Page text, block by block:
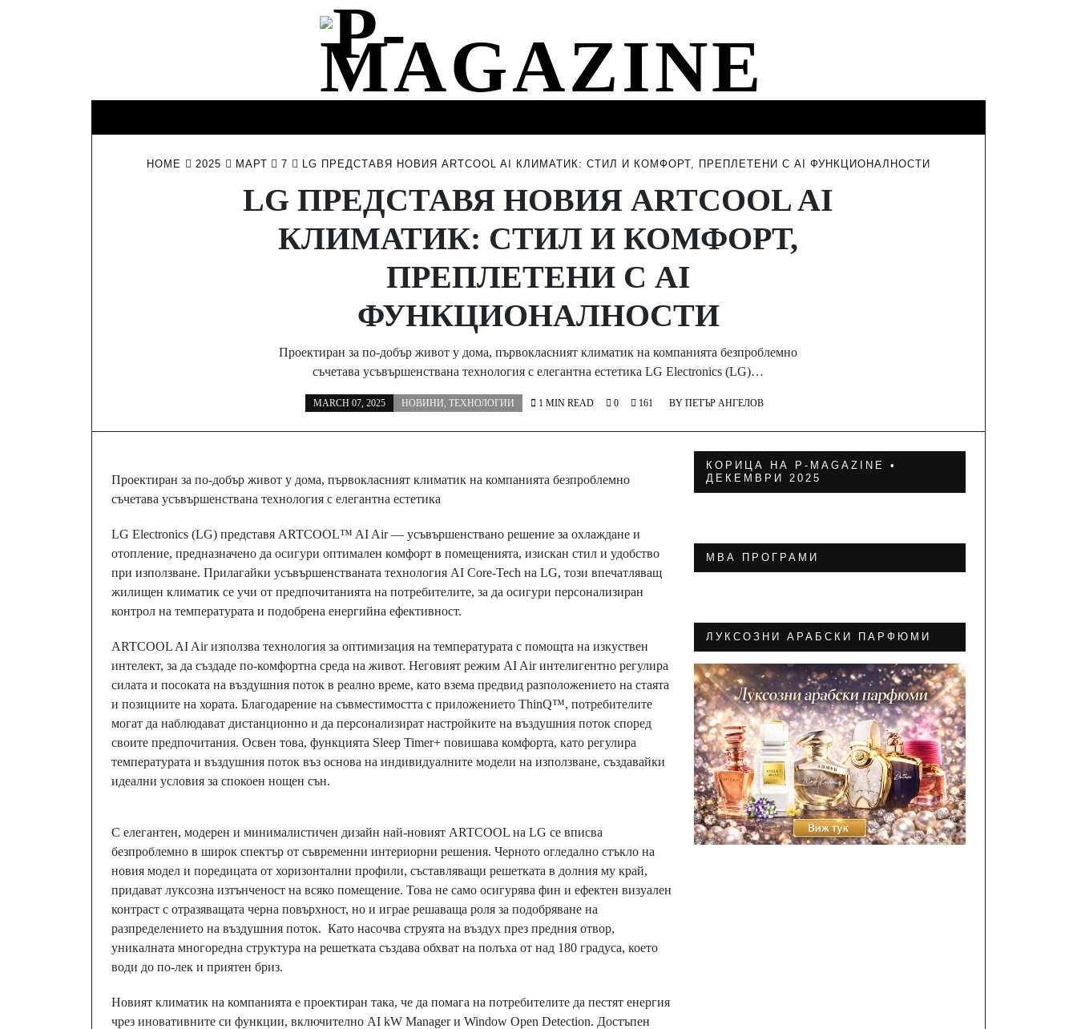
HOME 2025 МАРТ 7 LG ПРЕДСТАВЯ НОВИЯ ARTCOOL AI КЛИМАТИК: СТИЛ И КОМФОРТ, ПРЕПЛЕТЕНИ С AI ФУНКЦИОНАЛНОСТИ
LG ПРЕДСТАВЯ НОВИЯ ARTCOOL AI
КЛИМАТИК: СТИЛ И КОМФОРТ,
ПРЕПЛЕТЕНИ С AI
ФУНКЦИОНАЛНОСТИ
Проектиран за по-добър живот у дома, първокласният климатик на компанията безпроблемно
съчетава усъвършенствана технология с елегантна естетика LG Electronics (LG)…
MARCH 07, 2025 НОВИНИ, ТЕХНОЛОГИИ BY ПЕТЪР АНГЕЛОВ
1 MIN READ 0 161
Проектиран за по-добър живот у дома, първокласният климатик на компанията безпроблемно
съчетава усъвършенствана технология с елегантна естетика
LG Electronics (LG) представя ARTCOOL™ AI Air — усъвършенствано решение за охлаждане и
отопление, предназначено да осигури оптимален комфорт в помещенията, изискан стил и удобство
при използване. Прилагайки усъвършенстваната технология AI Core-Tech на LG, този впечатляващ
жилищен климатик се учи от предпочитанията на потребителите, за да осигури персонализиран
контрол на температурата и подобрена енергийна ефективност.
ARTCOOL AI Air използва технология за оптимизация на температурата с помощта на изкуствен
интелект, за да създаде по-комфортна среда на живот. Неговият режим AI Air интелигентно регулира
силата и посоката на въздушния поток в реално време, като взема предвид разположението на стаята
и позициите на хората. Благодарение на съвместимостта с приложението ThinQ™, потребителите
могат да наблюдават дистанционно и да персонализират настройките на въздушния поток според
своите предпочитания. Освен това, функцията Sleep Timer+ повишава комфорта, като регулира
температурата и въздушния поток въз основа на индивидуалните модели на използване, създавайки
идеални условия за спокоен нощен сън.
С елегантен, модерен и минималистичен дизайн най-новият ARTCOOL на LG се вписва
безпроблемно в широк спектър от съвременни интериорни решения. Черното огледално стъкло на
новия модел и поредицата от хоризонтални профили, съставляващи решетката в долния му край,
придават луксозна изтънченост на всяко помещение. Това не само осигурява фин и ефектен визуален
контраст с отразяващата черна повърхност, но и играе решаваща роля за подобряване на
разпределението на въздушния поток. Като насочва струята на въздух през предния отвор,
уникалната многоредна структура на решетката създава обхват на полъха от над 180 градуса, което
води до по-лек и приятен бриз.
Новият климатик на компанията е проектиран така, че да помага на потребителите да пестят енергия
чрез иновативните си функции, включително AI kW Manager и Window Open Detection. Достъпен
КОРИЦА НА P-MAGAZINE •
ДЕКЕМВРИ 2025
МВА ПРОГРАМИ
ЛУКСОЗНИ АРАБСКИ ПАРФЮМИ